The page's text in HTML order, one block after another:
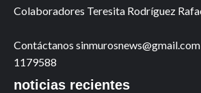
Colaboradores Teresita Rodríguez
Contáctanos
1179588
noticias recientes